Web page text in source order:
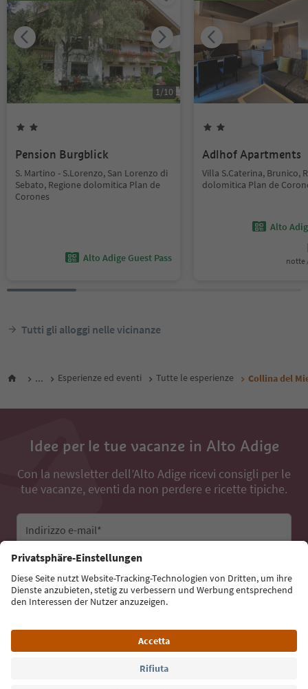
1/10
Pension Burgblick
S. Martino - S.Lorenzo, San Lorenzo di
Sebato, Regione dolomitica Plan de
Corones
Alto Adige Guest Pass
Adlhof Apartments
Villa S.Caterina, Brunico,
dolomitica Plan de
Alto
notte
Tutti gli alloggi nelle vicinanze
... Esperienze ed eventi Tutte le esperienze Collina del
Idee per le tue vacanze in Alto Adige
Con la newsletter dell’Alto Adige ricevi consigli per le
tue vacanze, eventi da non perdere e ricette tipiche.
Indirizzo e-mail*
Iscriviti alla newsletter